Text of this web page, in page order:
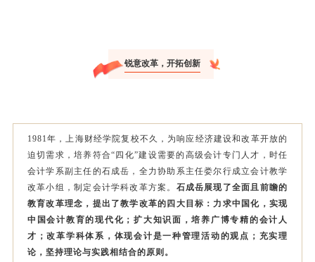
锐意改革，开拓创新
1981年，上海财经学院复校不久，为响应经济建设和改革开放的
迫切需求，培养符合“四化”建设需要的高级会计专门人才，时任
会计学系副主任的石成岳，全力协助系主任娄尔行成立会计教学
改革小组，制定会计学科改革方案。 石成岳展现了全面且前瞻的
教育改革理念，提出了教学改革的四大目标：力求中国化，实现
中国会计教育的现代化；扩大知识面，培养广博专精的会计人
才；改革学科体系，体现会计是一种管理活动的观点；充实理
论，坚持理论与实践相结合的原则。